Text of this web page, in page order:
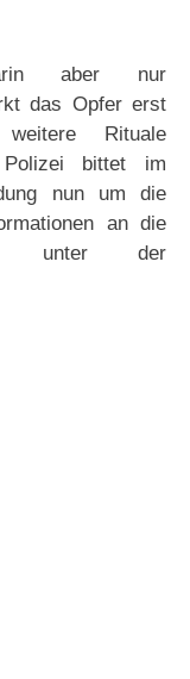
aber nur
das Opfer erst
Rituale
bittet im
nun um die
an die
unter der